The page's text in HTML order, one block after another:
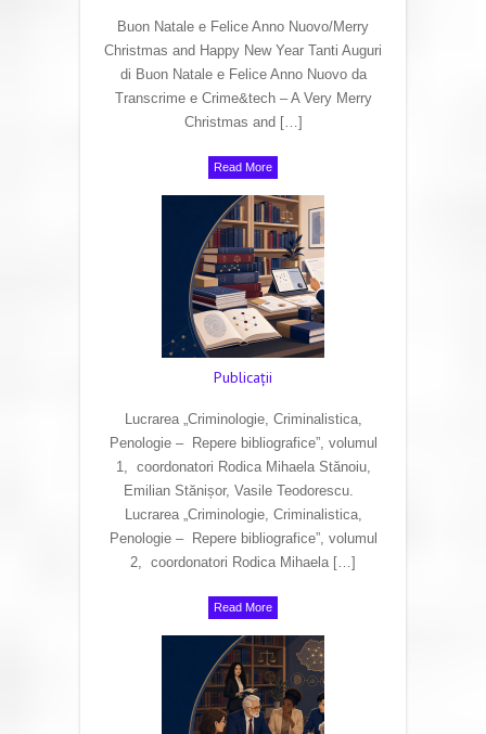
Buon Natale e Felice Anno Nuovo/Merry
Christmas and Happy New Year Tanti Auguri
di Buon Natale e Felice Anno Nuovo da
Transcrime e Crime&tech – A Very Merry
Christmas and […]
Read More
Publicaţii
Lucrarea „Criminologie, Criminalistica,
Penologie – Repere bibliografice”, volumul
1, coordonatori Rodica Mihaela Stănoiu,
Emilian Stănișor, Vasile Teodorescu.
Lucrarea „Criminologie, Criminalistica,
Penologie – Repere bibliografice”, volumul
2, coordonatori Rodica Mihaela […]
Read More